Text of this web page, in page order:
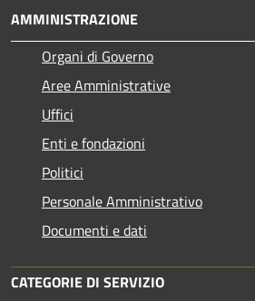
AMMINISTRAZIONE
Organi di Governo
Aree Amministrative
Uffici
Enti e fondazioni
Politici
Personale Amministrativo
Documenti e dati
CATEGORIE DI SERVIZIO